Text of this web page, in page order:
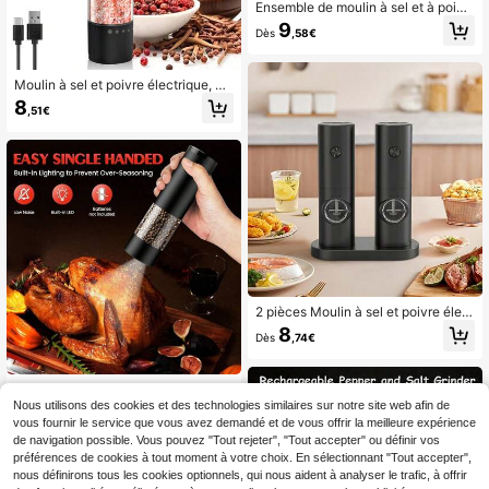
Moulin à sel et poivre électrique, m
oulin à sel rechargeable et réutilisa
ble, mouture réglable, utilisation d'u
e, boîtier en acier inoxydable, convi
ent pour le poivre, le sel de mer, le p
oivre de Sichuan, le sésame, le cum
in et plus encore
8 ,51€
r11
Ensemble de moulin à sel et à poivr
e électrique avec support, moulin à
poivre rechargeable en acier inoxyd
ère LED blanche et réglage de la fin
esse de mouture, parfait pour une ut
ilisation à la maison et au restaurant
Dès 9 ,58€
2 pièces Moulin à sel et poivre élect
rique, mouture réglable, meule en c
éramique, fonctionnement à une ma
ne [Outil de cuisine moderne , Mouli
n rechargeable, éclairage LED, desi
gn compact convenant à la cuisine
et à la salle à manger, fonctionneme
nt sur piles (piles non incluses)
Dès 8 ,74€
Nous utilisons des cookies et des technologies similaires sur notre site web afin de
vous fournir le service que vous avez demandé et de vous offrir la meilleure expérience
de navigation possible. Vous pouvez "Tout rejeter", "Tout accepter" ou définir vos
préférences de cookies à tout moment à votre choix. En sélectionnant "Tout accepter",
nous définirons tous les cookies optionnels, qui nous aident à analyser le trafic, à offrir